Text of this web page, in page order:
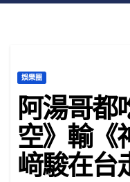
娛樂圈
阿湯哥都
空》輸
﨑駿在台